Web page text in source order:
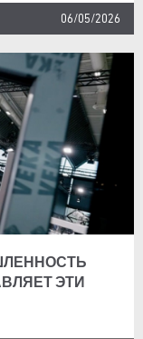
06/05/2026
ЭТИ